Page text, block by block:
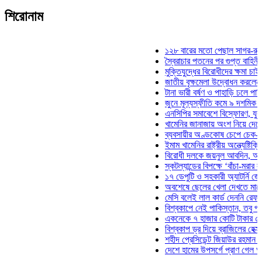
শিরোনাম
১২৮ বারের মতো পেছাল সাগর-রুনি
স্বৈরাচার পতনের পর গুপ্ত বাহিনীর
মুক্তিযুদ্ধের বিরোধীদের ক্ষমা চাইতে
জাতীয় বৃক্ষমেলা উদ্বোধন করলেন
টানা ভারী বর্ষণ ও পাহাড়ি ঢলে
জুনে মূল্যস্ফীতি কমে ৯ দশমিক ১৬
এনসিপির সমাবেশে বিস্ফোরণ,
খামেনির জানাজায় অংশ নিয়ে দেশে
ব্যবসায়ীর অণ্ডকোষ চেপে চেক-
ইমাম খামেনির রাষ্ট্রীয়
বিরোধী দলকে জয়নুল আবদিন,
স্কটল্যান্ডের বিপক্ষে ‘বাঁচা-মরার
১৭ ডেপুটি ও সহকারী অ্যাটর্নি
অবশেষে ছেলের খেলা দেখতে মাঠে
মেসি বলেই লাল কার্ড দেননি রেফারি!
বিশ্বকাপে নেই পাকিস্তান, তবু
একনেকে ৭ হাজার কোটি টাকার ৫
বিশ্বকাপ ড্র দিয়ে ব্রাজিলের হেক্সা
শহীদ প্রেসিডেন্ট জিয়াউর রহমান
দেশে হামের উপসর্গে প্রাণ গেল আরও